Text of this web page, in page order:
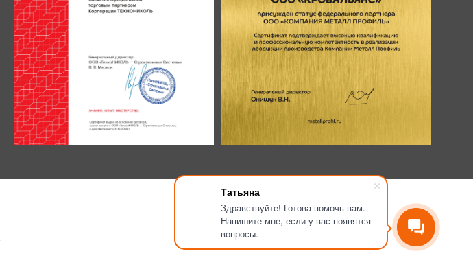
Татьяна
Здравствуйте! Готова помочь вам.
Напишите мне, если у вас появятся
вопросы.